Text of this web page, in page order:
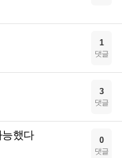
1
댓글
3
댓글
능했다 0
댓글